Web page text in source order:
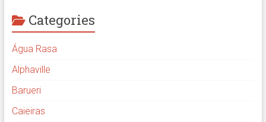
Categories
Água Rasa
Alphaville
Barueri
Caieiras